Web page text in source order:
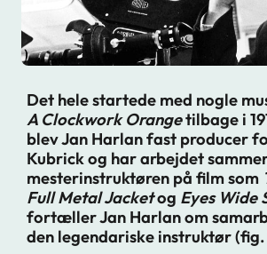
Det hele startede med nogle
A Clockwork Orangetilbage i
blev Jan Harlan fast producer
Kubrick og har arbejdet
mesterinstruktøren på film som
Full Metal Jacketog Eyes Wide
fortæller Jan Harlan om
den legendariske instruktør (fig.